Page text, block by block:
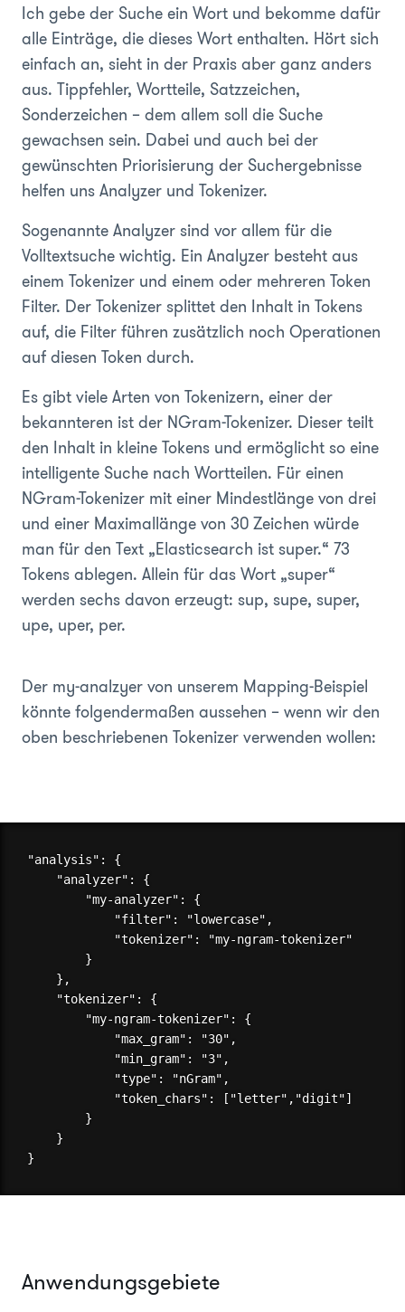
Ich gebe der Suche ein Wort und bekomme dafür
alle Einträge, die dieses Wort enthalten. Hört sich
einfach an, sieht in der Praxis aber ganz anders
aus. Tippfehler, Wortteile, Satzzeichen,
Sonderzeichen – dem allem soll die Suche
gewachsen sein. Dabei und auch bei der
gewünschten Priorisierung der Suchergebnisse
helfen uns Analyzer und Tokenizer.
Sogenannte Analyzer sind vor allem für die
Volltextsuche wichtig. Ein Analyzer besteht aus
einem Tokenizer und einem oder mehreren Token
Filter. Der Tokenizer splittet den Inhalt in Tokens
auf, die Filter führen zusätzlich noch Operationen
auf diesen Token durch.
Es gibt viele Arten von Tokenizern, einer der
bekannteren ist der NGram-Tokenizer. Dieser teilt
den Inhalt in kleine Tokens und ermöglicht so eine
intelligente Suche nach Wortteilen. Für einen
NGram-Tokenizer mit einer Mindestlänge von drei
und einer Maximallänge von 30 Zeichen würde
man für den Text „Elasticsearch ist super.“ 73
Tokens ablegen. Allein für das Wort „super“
werden sechs davon erzeugt: sup, supe, super,
upe, uper, per.
Der my-analzyer von unserem Mapping-Beispiel
könnte folgendermaßen aussehen – wenn wir den
oben beschriebenen Tokenizer verwenden wollen:
"analysis": {
    "analyzer": {
        "my-analyzer": {
            "filter": "lowercase",
            "tokenizer": "my-ngram-tokenizer"
        }
    },
    "tokenizer": {
        "my-ngram-tokenizer": {
            "max_gram": "30",
            "min_gram": "3",
            "type": "nGram",
            "token_chars": ["letter","digit"]
        }
    }
Anwendungsgebiete